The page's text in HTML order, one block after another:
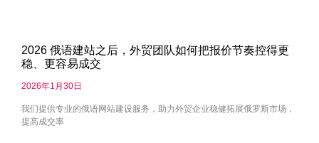
2026 俄语建站之后，外贸团队如何把报价节奏控得更
稳、更容易成交
2026年1月30日
我们提供专业的俄语网站建设服务，助力外贸企业稳健拓展俄罗斯市场，
提高成交率